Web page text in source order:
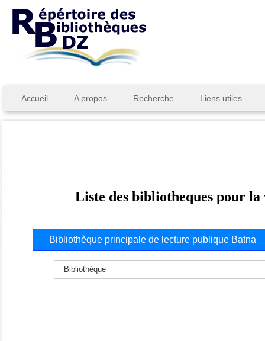
Accueil A propos Recherche Liens utiles
Liste des bibliotheques pour
Bibliothèque principale de lecture publique Batna
Bibliothèque